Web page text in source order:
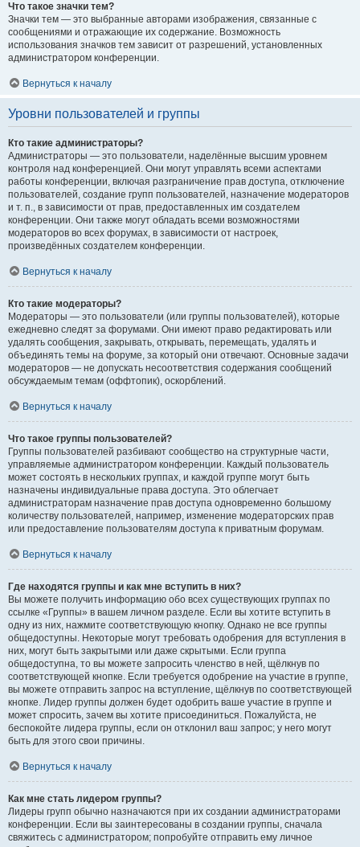
Что такое значки тем?
Значки тем — это выбранные авторами изображения, связанные с
сообщениями и отражающие их содержание. Возможность
использования значков тем зависит от разрешений, установленных
администратором конференции.
Вернуться к началу
Уровни пользователей и группы
Кто такие администраторы?
Администраторы — это пользователи, наделённые высшим уровнем
контроля над конференцией. Они могут управлять всеми аспектами
работы конференции, включая разграничение прав доступа, отключение
пользователей, создание групп пользователей, назначение модераторов
и т. п., в зависимости от прав, предоставленных им создателем
конференции. Они также могут обладать всеми возможностями
модераторов во всех форумах, в зависимости от настроек,
произведённых создателем конференции.
Вернуться к началу
Кто такие модераторы?
Модераторы — это пользователи (или группы пользователей), которые
ежедневно следят за форумами. Они имеют право редактировать или
удалять сообщения, закрывать, открывать, перемещать, удалять и
объединять темы на форуме, за который они отвечают. Основные задачи
модераторов — не допускать несоответствия содержания сообщений
обсуждаемым темам (оффтопик), оскорблений.
Вернуться к началу
Что такое группы пользователей?
Группы пользователей разбивают сообщество на структурные части,
управляемые администратором конференции. Каждый пользователь
может состоять в нескольких группах, и каждой группе могут быть
назначены индивидуальные права доступа. Это облегчает
администраторам назначение прав доступа одновременно большому
количеству пользователей, например, изменение модераторских прав
или предоставление пользователям доступа к приватным форумам.
Вернуться к началу
Где находятся группы и как мне вступить в них?
Вы можете получить информацию обо всех существующих группах по
ссылке «Группы» в вашем личном разделе. Если вы хотите вступить в
одну из них, нажмите соответствующую кнопку. Однако не все группы
общедоступны. Некоторые могут требовать одобрения для вступления в
них, могут быть закрытыми или даже скрытыми. Если группа
общедоступна, то вы можете запросить членство в ней, щёлкнув по
соответствующей кнопке. Если требуется одобрение на участие в группе,
вы можете отправить запрос на вступление, щёлкнув по соответствующей
кнопке. Лидер группы должен будет одобрить ваше участие в группе и
может спросить, зачем вы хотите присоединиться. Пожалуйста, не
беспокойте лидера группы, если он отклонил ваш запрос; у него могут
быть для этого свои причины.
Вернуться к началу
Как мне стать лидером группы?
Лидеры групп обычно назначаются при их создании администраторами
конференции. Если вы заинтересованы в создании группы, сначала
свяжитесь с администратором; попробуйте отправить ему личное